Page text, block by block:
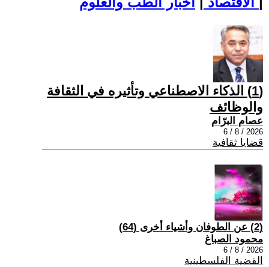
(1) الذكاء الاصطناعي وتأثيره في الثقافة
والوظائف
عصام البرّام
2026 / 8 / 6
قضايا ثقافية
(2) عن الطوفان وأشياء أخرى (64)
محمود الصباغ
2026 / 8 / 6
القضية الفلسطينية